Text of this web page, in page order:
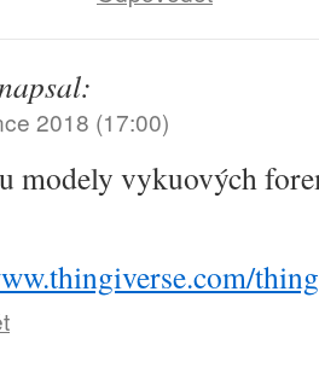
2018 (17:00)
modely vykuových